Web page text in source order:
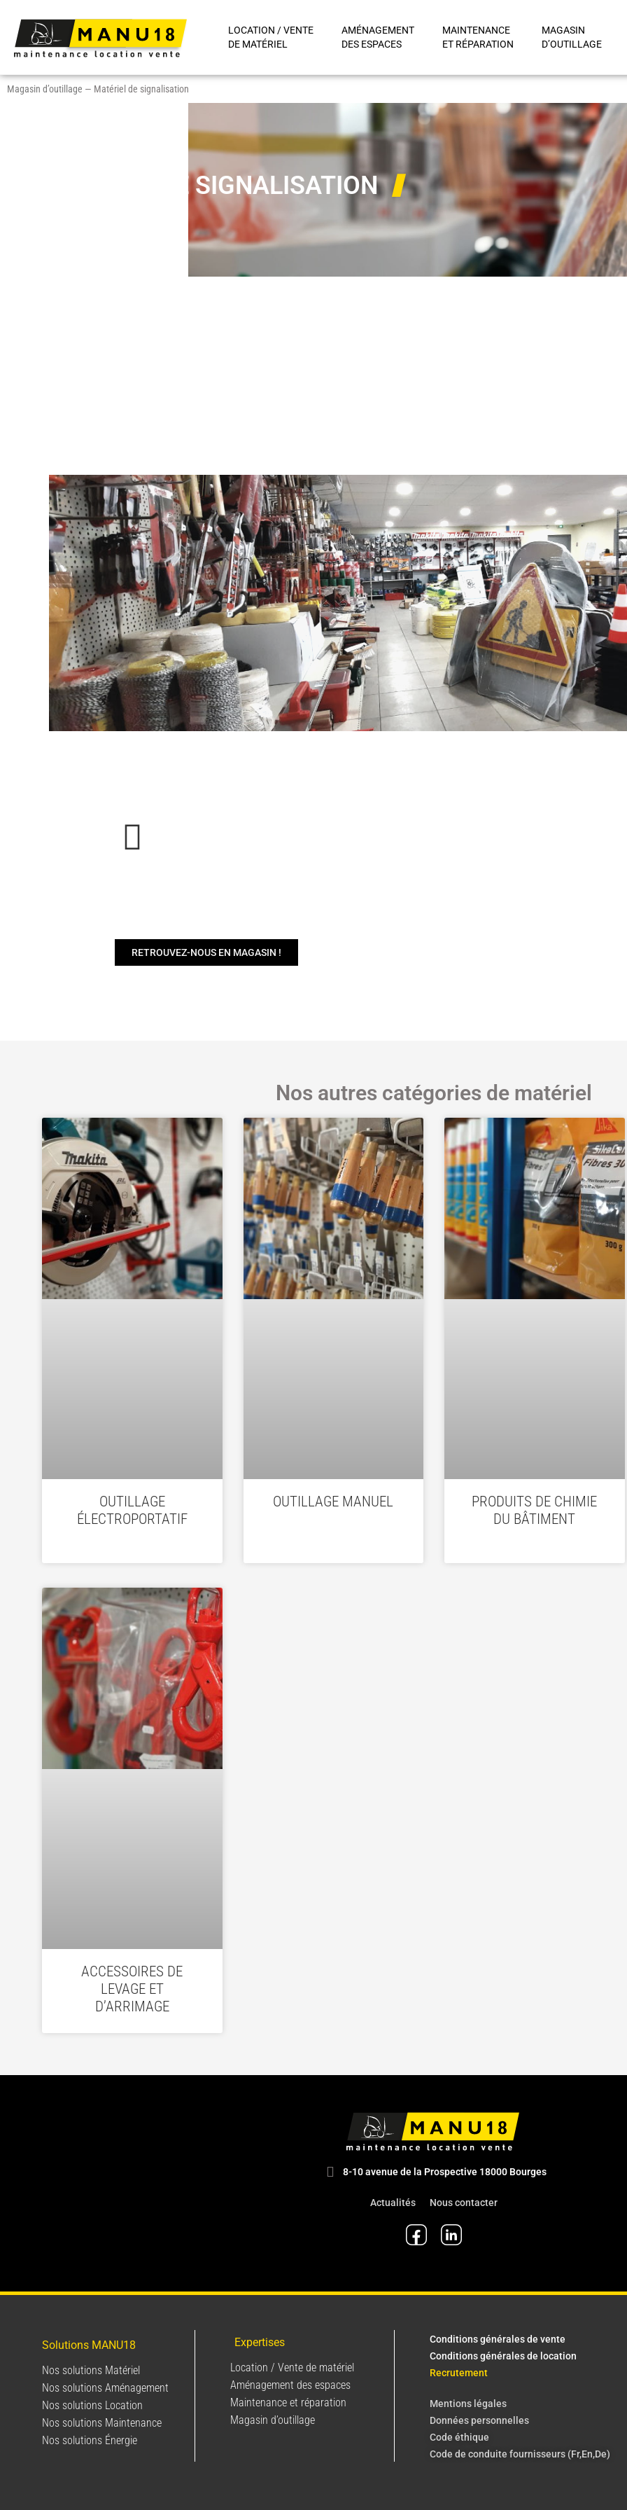
LOCATION / VENTE
DE MATÉRIEL
AMÉNAGEMENT
DES ESPACES
MAINTENANCE
ET RÉPARATION
MAGASIN
D’OUTILLAGE
Magasin d’outillage — Matériel de signalisation
MATÉRIEL DE SIGNALISATION
RETROUVEZ-NOUS EN MAGASIN !
Nos autres catégories de matériel
OUTILLAGE
ÉLECTROPORTATIF
OUTILLAGE MANUEL
PRODUITS DE CHIMIE
DU BÂTIMENT
ACCESSOIRES DE
LEVAGE ET
D’ARRIMAGE
8-10 avenue de la Prospective 18000 Bourges
Actualités Nous contacter
Solutions MANU18
Nos solutions Matériel
Nos solutions Aménagement
Nos solutions Location
Nos solutions Maintenance
Nos solutions Énergie
Expertises
Location / Vente de matériel
Aménagement des espaces
Maintenance et réparation
Magasin d’outillage
Conditions générales de vente
Conditions générales de location
Recrutement
Mentions légales
Données personnelles
Code éthique
Code de conduite fournisseurs (Fr,En,De)